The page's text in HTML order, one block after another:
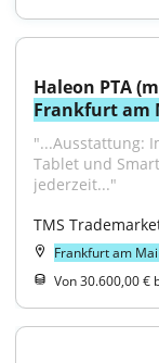
Frankfurt am
"...Ausstattung:
Tablet und
jederzeit..."
TMS
Frankfurt am
Von 30.600,00 €